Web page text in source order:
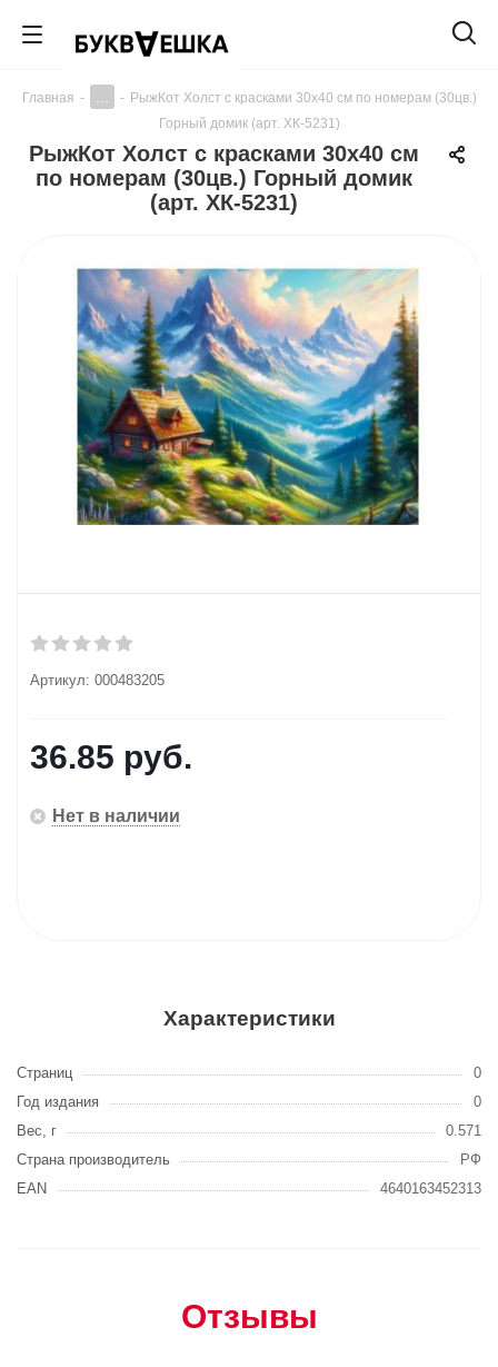
Главная - - РыжКот Холст с красками 30х40 см по номерам (30цв.)
Горный домик (арт. ХК-5231)
РыжКот Холст с красками 30х40 см
по номерам (30цв.) Горный домик
(арт. ХК-5231)
Артикул: 000483205
36.85 руб.
Нет в наличии
Характеристики
Страниц
0
Год издания
0
Вес, г
0.571
Страна производитель
РФ
EAN
4640163452313
Отзывы